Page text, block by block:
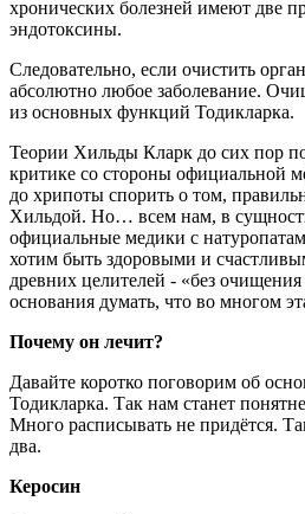
хронических болезней имеют две
эндотоксины.
Следовательно, если очистить
абсолютно любое заболевание.
из основных функций Тодикларка.
Теории Хильды Кларк до сих пор
критике со стороны официальной
до хрипоты спорить о том,
Хильдой. Но… всем нам, в
официальные медики с
хотим быть здоровыми и
древних целителей - «без
основания думать, что во многом
Почему он лечит?
Давайте коротко поговорим об
Тодикларка. Так нам станет
Много расписывать не придётся.
два.
Керосин